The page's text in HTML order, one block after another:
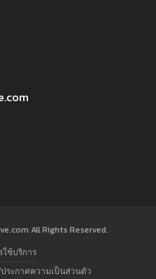
All Rights Reserved.
ใช้บริการ
ระกาศความเป็นส่วนตัว